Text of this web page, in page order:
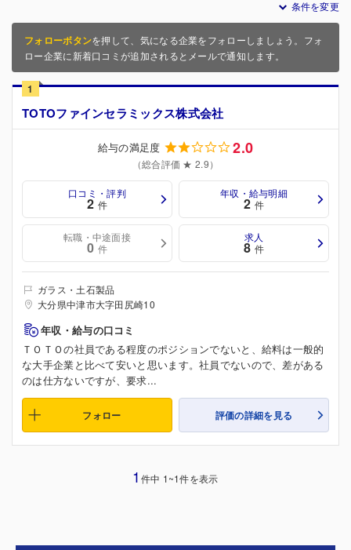
条件を変更
フォローボタンを押して、気になる企業をフォローしましょう。フォ
ロー企業に新着口コミが追加されるとメールで通知します。
1
TOTOファインセラミックス株式会社
給与の満足度 2.0
（総合評価 ★ 2.9）
口コミ・評判
2 件
年収・給与明細
2 件
転職・中途面接
0 件
求人
8 件
ガラス・土石製品
大分県中津市大字田尻崎10
年収・給与の口コミ
ＴＯＴＯの社員である程度のポジションでないと、給料は一般的
な大手企業と比べて安いと思います。社員でないので、差がある
のは仕方ないですが、要求...
フォロー 評価の詳細を見る
1 件中 1~1件を表示